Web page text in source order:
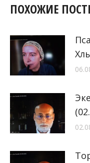
ПОХОЖИЕ